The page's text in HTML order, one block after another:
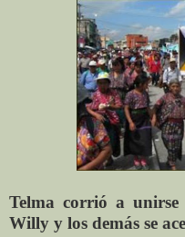
Telma corrió a unirse
Willy y los demás se